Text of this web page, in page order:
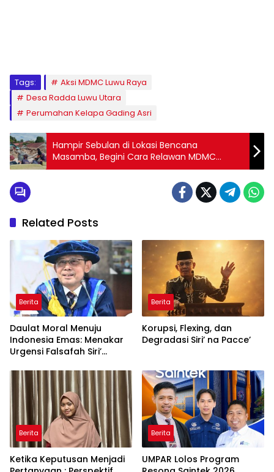
Tags:
Aksi MDMC Luwu Raya
Desa Radda Luwu Utara
Perumahan Kelapa Gading Asri
Hampir Sebulan di Lokasi Bencana
Masamba, Begini Cara Relawan MDMC
Melepas Penat
Related Posts
Berita
Daulat Moral Menuju
Indonesia Emas: Menakar
Urgensi Falsafah Siri’
Ancaman Kleptokrasi
Berita
Korupsi, Flexing, dan
Degradasi Siri’ na Pacce’
Berita
Ketika Keputusan Menjadi
Berita
UMPAR Lolos Program